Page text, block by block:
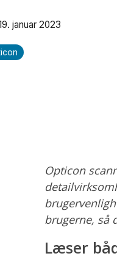
januar 2023
Opticon
brugerne, så
Læser